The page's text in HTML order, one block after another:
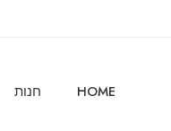
HOME חנות